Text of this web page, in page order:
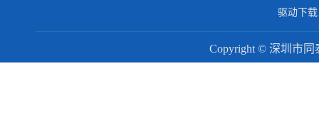
驱动下载
Copyright © 深圳市同